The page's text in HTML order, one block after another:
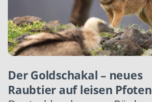
Der Goldschakal – neues
Raubtier auf leisen Pfoten